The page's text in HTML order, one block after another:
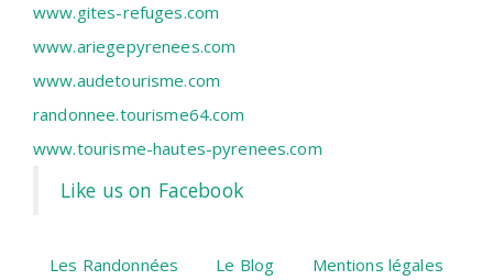
www.gites-refuges.com
www.ariegepyrenees.com
www.audetourisme.com
randonnee.tourisme64.com
www.tourisme-hautes-pyrenees.com
Like us on Facebook
Les Randonnées Le Blog Mentions légales